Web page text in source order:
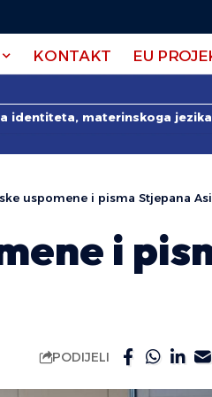
KONTAKT EU
materinskoga
uspomene i pisma Stjepana
i
PODIJELI